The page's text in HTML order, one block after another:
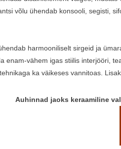
võlu ühendab konsooli, segisti,
harmooniliselt sirgeid ja
enam-vähem igas stiilis interjööri,
ka väikeses vannitoas.
Auhinnad jaoks keraamiline